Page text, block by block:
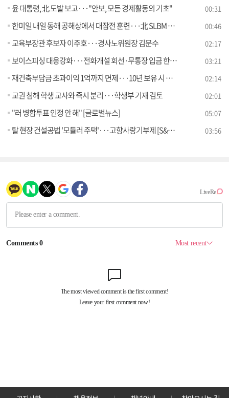
윤 대통령, 北 도발 보고···"안보, 모든 경제활동의 기초" 00:31
한미일 내일 동해 공해상에서 대잠전 훈련···北 SLBM 위협 대응 00:46
교육부장관 후보자 이주호···경사노위원장 김문수 02:17
보이스피싱 대응강화···전화개설 회선·무통장 입금 한도 축소 03:21
재건축부담금 초과이익 1억까지 면제···10년 보유 시 절반 감면 02:14
교권 침해 학생 교사와 즉시 분리···학생부 기재 검토 02:01
"러 병합투표 인정 안 해" [글로벌뉴스] 05:07
탈 현장 건설공법 '모듈러 주택'···고향사랑기부제 [S&News] 03:56